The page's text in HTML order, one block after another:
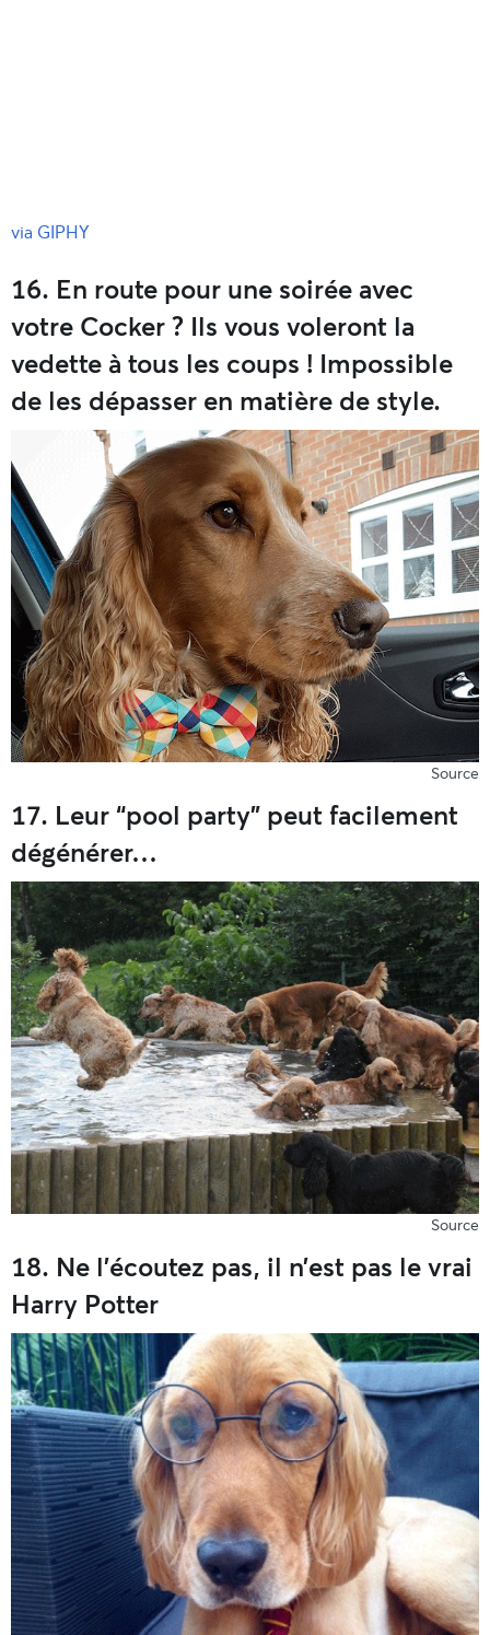
via GIPHY
16. En route pour une soirée avec
votre Cocker ? Ils vous voleront la
vedette à tous les coups ! Impossible
de les dépasser en matière de style.
Source
17. Leur “pool party” peut facilement
dégénérer…
Source
18. Ne l’écoutez pas, il n’est pas le vrai
Harry Potter